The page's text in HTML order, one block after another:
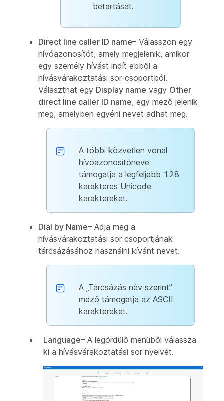
betartását.
Direct line caller ID name– Válasszon egy
hívóazonosítót, amely megjelenik, amikor
egy személy hívást indít ebből a
hívásvárakoztatási sor-csoportból.
Választhat egy Display name vagy Other
direct line caller ID name, egy mező jelenik
meg, amelyben egyéni nevet adhat meg.
A többi közvetlen vonal
hívóazonosítóneve
támogatja a legfeljebb 128
karakteres Unicode
karaktereket.
Dial by Name– Adja meg a
hívásvárakoztatási sor csoportjának
tárcsázásához használni kívánt nevet.
A „Tárcsázás név szerint”
mező támogatja az ASCII
karaktereket.
Language– A legördülő menüből válassza
ki a hívásvárakoztatási sor nyelvét.